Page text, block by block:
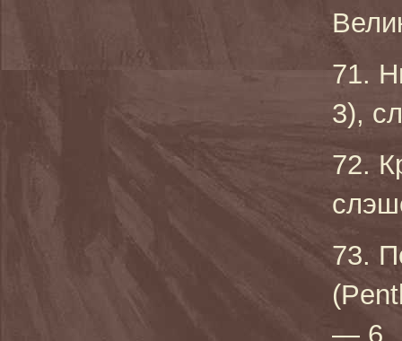
71.
3),
72.
73.
— 6